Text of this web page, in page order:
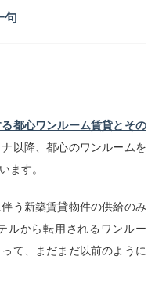
句
都心ワンルーム賃貸とその
以降、都心のワンルームを
ます。
う新築賃貸物件の供給のみ
ルから転用されるワンルー
て、まだまだ以前のように